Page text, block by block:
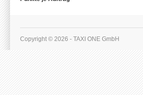
Copyright © 2026 - TAXI ONE GmbH